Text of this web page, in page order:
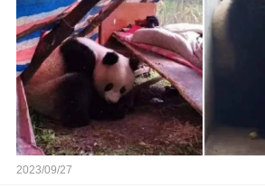
2023/09/27